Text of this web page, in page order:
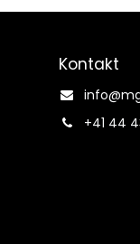
Kontakt
+41 44